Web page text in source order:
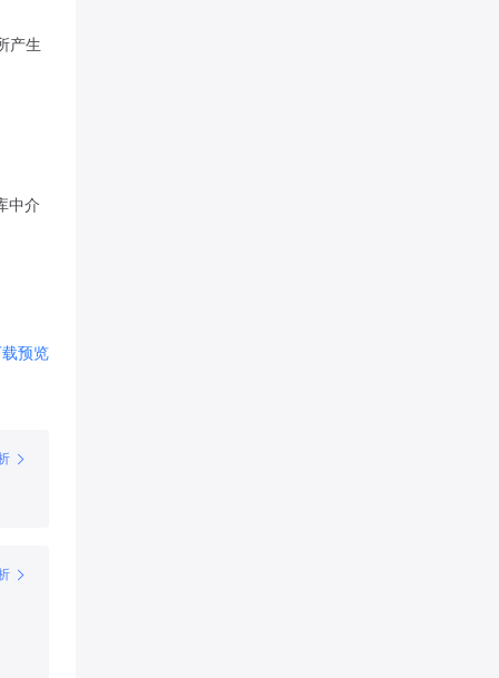
产生
中介
预览